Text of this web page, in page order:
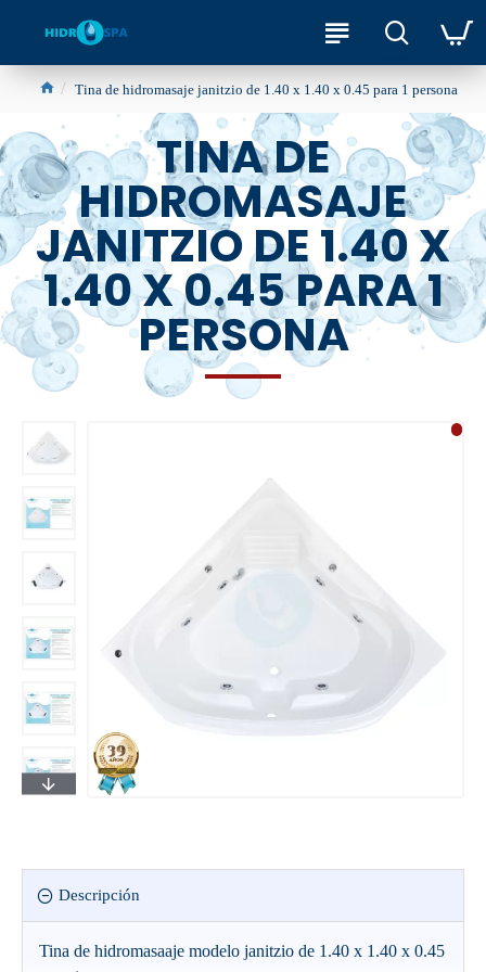
Tina de hidromasaje janitzio de 1.40 x 1.40 x 0.45 para 1 persona
TINA DE
HIDROMASAJE
JANITZIO DE 1.40 X
1.40 X 0.45 PARA 1
PERSONA
Descripción
Tina de hidromasaaje modelo janitzio de 1.40 x 1.40 x 0.45